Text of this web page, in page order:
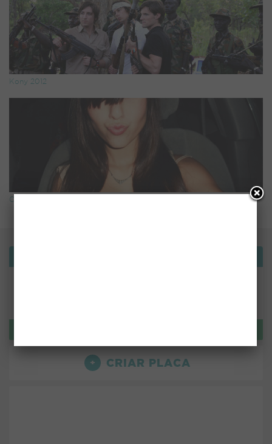
Kony 2012
Cara de Pato
CRIAR PLACA